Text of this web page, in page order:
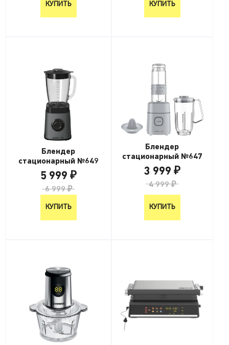
КУПИТЬ КУПИТЬ
Блендер
стационарный №649
5 999 ₽
6 999 ₽
КУПИТЬ
Блендер
стационарный №647
3 999 ₽
4 999 ₽
КУПИТЬ